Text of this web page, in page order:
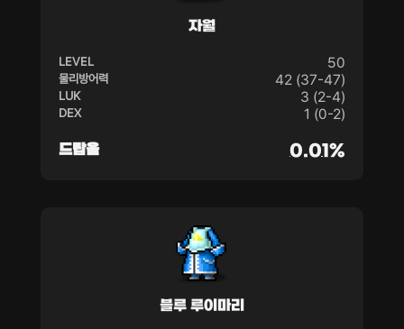
자월
LEVEL 50
물리방어력 42 (37-47)
LUK 3 (2-4)
DEX 1 (0-2)
드랍율 0.01%
블루 루이마리